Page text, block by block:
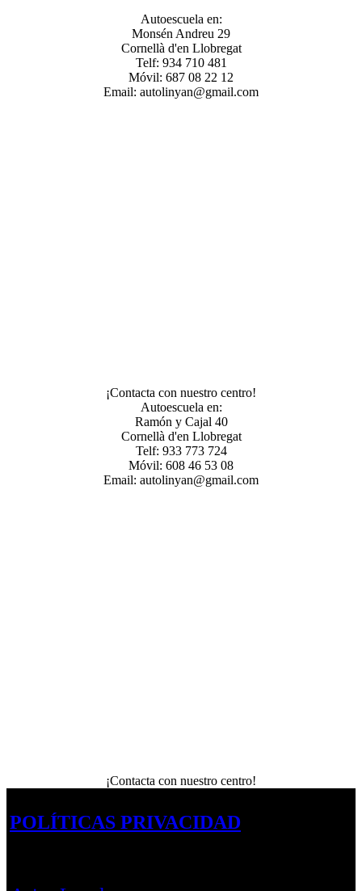
Autoescuela en:
Monsén Andreu 29
Cornellà d'en Llobregat
Telf: 934 710 481
Móvil: 687 08 22 12
Email: autolinyan@gmail.com
¡Contacta con nuestro centro!
Autoescuela en:
Ramón y Cajal 40
Cornellà d'en Llobregat
Telf: 933 773 724
Móvil: 608 46 53 08
Email: autolinyan@gmail.com
¡Contacta con nuestro centro!
POLÍTICAS PRIVACIDAD